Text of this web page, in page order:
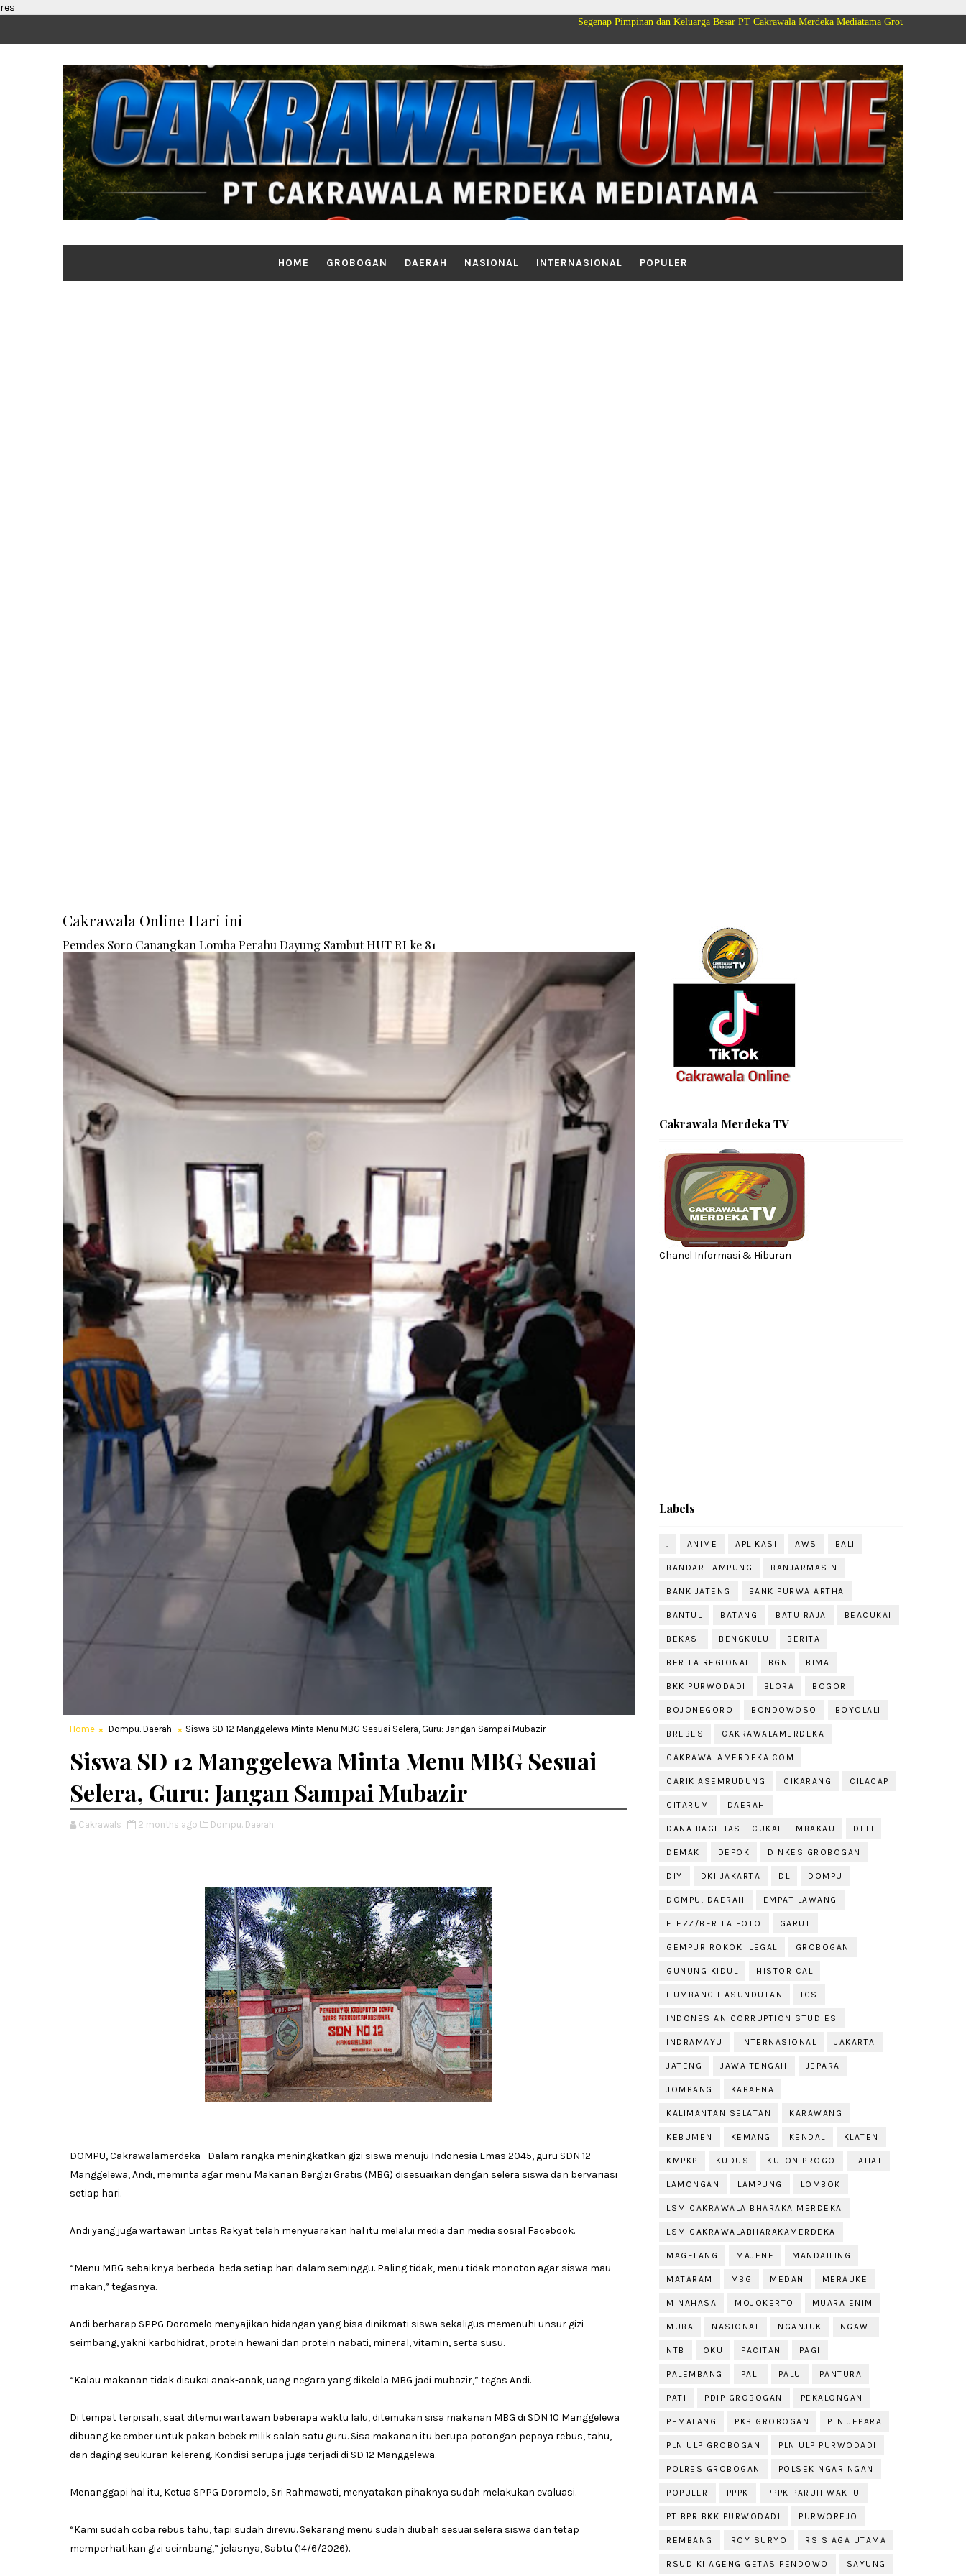
res
Segenap Pimpinan dan Keluarga Besar PT Cakrawala Merdeka Mediatama Group Mengucapkan Selamat
HOME GROBOGAN DAERAH NASIONAL INTERNASIONAL POPULER
Cakrawala Online Hari ini
Pemdes Soro Canangkan Lomba Perahu Dayung Sambut HUT RI ke 81
Home Dompu. Daerah Siswa SD 12 Manggelewa Minta Menu MBG Sesuai Selera, Guru: Jangan Sampai Mubazir
Siswa SD 12 Manggelewa Minta Menu MBG Sesuai
Selera, Guru: Jangan Sampai Mubazir
Cakrawals 2 months ago Dompu. Daerah,
DOMPU, Cakrawalamerdeka– Dalam rangka meningkatkan gizi siswa menuju Indonesia Emas 2045, guru SDN 12
Manggelewa, Andi, meminta agar menu Makanan Bergizi Gratis (MBG) disesuaikan dengan selera siswa dan bervariasi
setiap hari.
Andi yang juga wartawan Lintas Rakyat telah menyuarakan hal itu melalui media dan media sosial Facebook.
“Menu MBG sebaiknya berbeda-beda setiap hari dalam seminggu. Paling tidak, menu tidak monoton agar siswa mau
makan,” tegasnya.
Andi berharap SPPG Doromelo menyajikan hidangan yang bisa dinikmati siswa sekaligus memenuhi unsur gizi
seimbang, yakni karbohidrat, protein hewani dan protein nabati, mineral, vitamin, serta susu.
“Kalau makanan tidak disukai anak-anak, uang negara yang dikelola MBG jadi mubazir,” tegas Andi.
Di tempat terpisah, saat ditemui wartawan beberapa waktu lalu, ditemukan sisa makanan MBG di SDN 10 Manggelewa
dibuang ke ember untuk pakan bebek milik salah satu guru. Sisa makanan itu berupa potongan pepaya rebus, tahu,
dan daging seukuran kelereng. Kondisi serupa juga terjadi di SD 12 Manggelewa.
Menanggapi hal itu, Ketua SPPG Doromelo, Sri Rahmawati, menyatakan pihaknya sudah melakukan evaluasi.
“Kami sudah coba rebus tahu, tapi sudah direviu. Sekarang menu sudah diubah sesuai selera siswa dan tetap
memperhatikan gizi seimbang,” jelasnya, Sabtu (14/6/2026).
Cakrawala Merdeka TV
Chanel Informasi & Hiburan
Labels
. ANIME APLIKASI AWS BALI
BANDAR LAMPUNG BANJARMASIN
BANK JATENG BANK PURWA ARTHA
BANTUL BATANG BATU RAJA BEACUKAI
BEKASI BENGKULU BERITA
BERITA REGIONAL BGN BIMA
BKK PURWODADI BLORA BOGOR
BOJONEGORO BONDOWOSO BOYOLALI
BREBES CAKRAWALAMERDEKA
CAKRAWALAMERDEKA.COM
CARIK ASEMRUDUNG CIKARANG CILACAP
CITARUM DAERAH
DANA BAGI HASIL CUKAI TEMBAKAU DELI
DEMAK DEPOK DINKES GROBOGAN
DIY DKI JAKARTA DL DOMPU
DOMPU. DAERAH EMPAT LAWANG
FLEZZ/BERITA FOTO GARUT
GEMPUR ROKOK ILEGAL GROBOGAN
GUNUNG KIDUL HISTORICAL
HUMBANG HASUNDUTAN ICS
INDONESIAN CORRUPTION STUDIES
INDRAMAYU INTERNASIONAL JAKARTA
JATENG JAWA TENGAH JEPARA
JOMBANG KABAENA
KALIMANTAN SELATAN KARAWANG
KEBUMEN KEMANG KENDAL KLATEN
KMPKP KUDUS KULON PROGO LAHAT
LAMONGAN LAMPUNG LOMBOK
LSM CAKRAWALA BHARAKA MERDEKA
LSM CAKRAWALABHARAKAMERDEKA
MAGELANG MAJENE MANDAILING
MATARAM MBG MEDAN MERAUKE
MINAHASA MOJOKERTO MUARA ENIM
MUBA NASIONAL NGANJUK NGAWI
NTB OKU PACITAN PAGI
PALEMBANG PALI PALU PANTURA
PATI PDIP GROBOGAN PEKALONGAN
PEMALANG PKB GROBOGAN PLN JEPARA
PLN ULP GROBOGAN PLN ULP PURWODADI
POLRES GROBOGAN POLSEK NGARINGAN
POPULER PPPK PPPK PARUH WAKTU
PT BPR BKK PURWODADI PURWOREJO
REMBANG ROY SURYO RS SIAGA UTAMA
RSUD KI AGENG GETAS PENDOWO SAYUNG